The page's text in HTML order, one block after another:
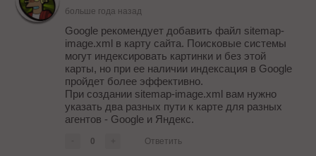
больше года назад
Google рекомендует добавить файл sitemap-
image.xml в карту сайта. Поисковые системы
могут индексировать картинки и без этой
карты, но при ее наличии индексация в Google
пройдет более эффективно.
При создании sitemap-image.xml вам нужно
указать два разных пути к карте для разных
агентов - Google и Яндекс.
0 Ответить